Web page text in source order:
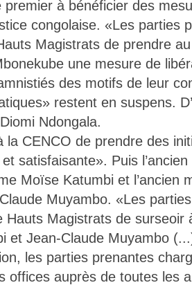
à bénéficier des
congolaise. «Les parties
Magistrats de prendre
une mesure de
des motifs de leur
restent en suspens.
Ndongala.
la CENCO de prendre des
satisfaisante». Puis
Moïse Katumbi et l’ancien
Muyambo. «Les
Hauts Magistrats de surseoir
et Jean-Claude Muyambo
les parties prenantes
offices auprès de toutes les